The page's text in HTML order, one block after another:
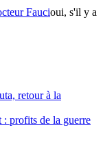
Faucioui, s'il y a
retour à la
: profits de la guerre